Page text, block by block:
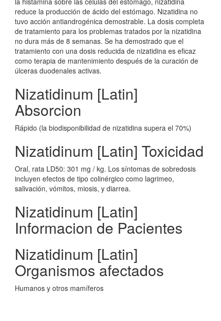
reduce la producción de ácido del estómago. Nizatidina no
tuvo acción antiandrogénica demostrable. La dosis completa
de tratamiento para los problemas tratados por la nizatidina
no dura más de 8 semanas. Se ha demostrado que el
tratamiento con una dosis reducida de nizatidina es eficaz
como terapia de mantenimiento después de la curación de
úlceras duodenales activas.
Nizatidinum [Latin]
Absorcion
Rápido (la biodisponibilidad de nizatidina supera el 70%)
Nizatidinum [Latin] Toxicidad
Oral, rata LD50: 301 mg / kg. Los síntomas de sobredosis
incluyen efectos de tipo colinérgico como lagrimeo,
salivación, vómitos, miosis, y diarrea.
Nizatidinum [Latin]
Informacion de Pacientes
Nizatidinum [Latin]
Organismos afectados
Humanos y otros mamíferos